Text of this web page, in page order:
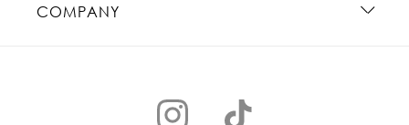
COMPANY